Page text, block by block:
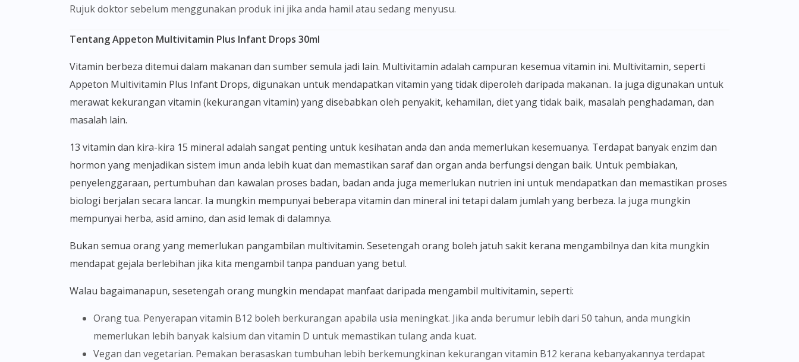
Rujuk doktor sebelum menggunakan produk ini jika anda hamil atau sedang menyusu.
Tentang Appeton Multivitamin Plus Infant Drops 30ml
Vitamin berbeza ditemui dalam makanan dan sumber semula jadi lain. Multivitamin adalah campuran kesemua vitamin ini. Multivitamin, seperti
Appeton Multivitamin Plus Infant Drops, digunakan untuk mendapatkan vitamin yang tidak diperoleh daripada makanan.. Ia juga digunakan untuk
merawat kekurangan vitamin (kekurangan vitamin) yang disebabkan oleh penyakit, kehamilan, diet yang tidak baik, masalah penghadaman, dan
masalah lain.
13 vitamin dan kira-kira 15 mineral adalah sangat penting untuk kesihatan anda dan anda memerlukan kesemuanya. Terdapat banyak enzim dan
hormon yang menjadikan sistem imun anda lebih kuat dan memastikan saraf dan organ anda berfungsi dengan baik. Untuk pembiakan,
penyelenggaraan, pertumbuhan dan kawalan proses badan, badan anda juga memerlukan nutrien ini untuk mendapatkan dan memastikan proses
biologi berjalan secara lancar. Ia mungkin mempunyai beberapa vitamin dan mineral ini tetapi dalam jumlah yang berbeza. Ia juga mungkin
mempunyai herba, asid amino, dan asid lemak di dalamnya.
Bukan semua orang yang memerlukan pangambilan multivitamin. Sesetengah orang boleh jatuh sakit kerana mengambilnya dan kita mungkin
mendapat gejala berlebihan jika kita mengambil tanpa panduan yang betul.
Walau bagaimanapun, sesetengah orang mungkin mendapat manfaat daripada mengambil multivitamin, seperti:
Orang tua. Penyerapan vitamin B12 boleh berkurangan apabila usia meningkat. Jika anda berumur lebih dari 50 tahun, anda mungkin
memerlukan lebih banyak kalsium dan vitamin D untuk memastikan tulang anda kuat.
Vegan dan vegetarian. Pemakan berasaskan tumbuhan lebih berkemungkinan kekurangan vitamin B12 kerana kebanyakannya terdapat